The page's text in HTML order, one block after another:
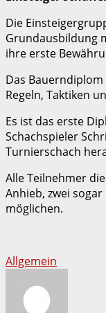
Die
Grundausbildung
ihre erste
Das
Regeln, Taktiken
Es ist das erste
Schachspieler
Turnierschach
Alle Teilnehmer
Anhieb, zwei
möglichen.
Allgemein